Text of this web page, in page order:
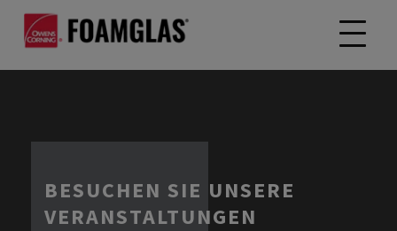
BESUCHEN SIE UNSERE
VERANSTALTUNGEN